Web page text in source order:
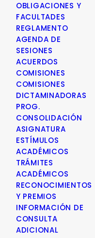
OBLIGACIONES Y
FACULTADES
REGLAMENTO
AGENDA DE
SESIONES
ACUERDOS
COMISIONES
COMISIONES
DICTAMINADORAS
PROG.
CONSOLIDACIÓN
ASIGNATURA
ESTÍMULOS
ACADÉMICOS
TRÁMITES
ACADÉMICOS
RECONOCIMIENTOS
Y PREMIOS
INFORMACIÓN DE
CONSULTA
ADICIONAL